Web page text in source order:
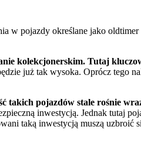
pojazdy określane jako
kolekcjonerskim. Tutaj
już tak wysoka. Oprócz tego
takich pojazdów stale rośnie
inwestycją. Jednak tutaj
taką inwestycją muszą